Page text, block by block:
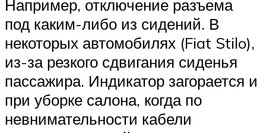
Например, отключение разъема
под каким-либо из сидений. В
некоторых автомобилях (Fiat Stilo),
из-за резкого сдвигания сиденья
пассажира. Индикатор загорается и
при уборке салона, когда по
невнимательности кабели